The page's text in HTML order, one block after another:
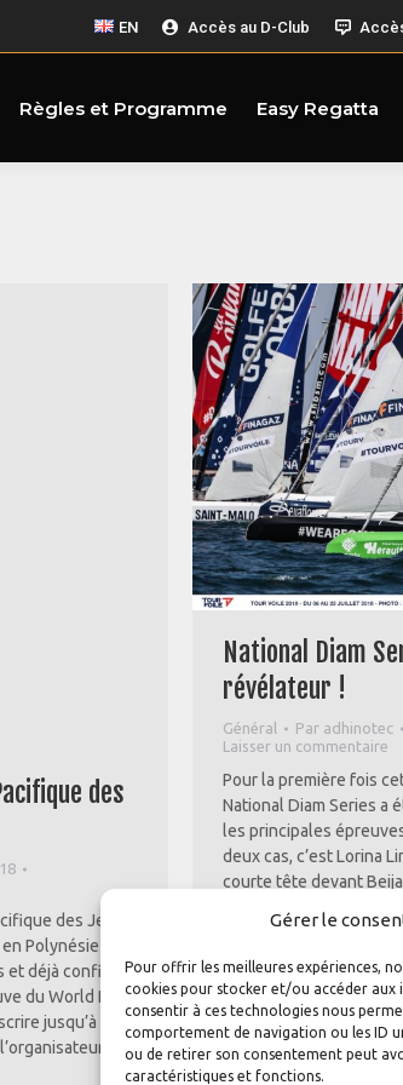
Gérer le
Pour offrir les meilleures expériences,
cookies pour stocker et/ou accéder aux
consentir à ces technologies nous
comportement de navigation ou les ID
ou de retirer son consentement peut
caractéristiques et fonctions.
EN Accès au D-Club
Règles et Programme Easy Regatta
des
des Jeux
Polynésie
et déjà confirmé
du World Diam
jusqu’à fin
Les
National Diam
révélateur !
Général Par adhinotec
Laisser un commentaire
Pour la première fois
National Diam Series a
les principales
deux cas, c’est Lorina
courte tête devant
Classement National